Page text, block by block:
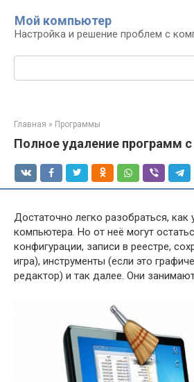
контенту
Мой компьютер
Настройка и решение проблем с
Поиск:
Главная » Программы
Полное удаление программ
Достаточно легко разобраться, как
компьютера. Но от неё могут
конфигурации, записи в реестре,
игра), инструменты (если это
редактор) и так далее. Они